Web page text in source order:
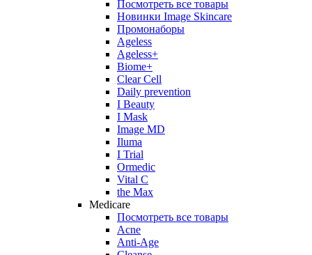
Посмотреть все товары
Новинки Image Skincare
Промонаборы
Ageless
Ageless+
Biome+
Clear Cell
Daily prevention
I Beauty
I Mask
Image MD
Iluma
I Trial
Ormedic
Vital C
the Max
Medicare
Посмотреть все товары
Acne
Anti‑Age